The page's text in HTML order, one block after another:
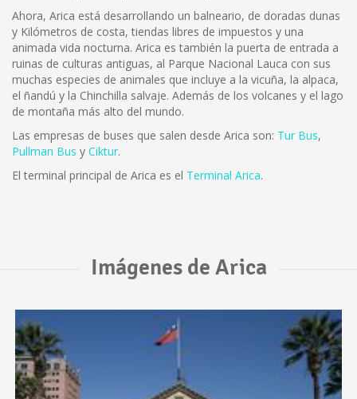
Ahora, Arica está desarrollando un balneario, de doradas dunas
y Kilómetros de costa, tiendas libres de impuestos y una
animada vida nocturna. Arica es también la puerta de entrada a
ruinas de culturas antiguas, al Parque Nacional Lauca con sus
muchas especies de animales que incluye a la vicuña, la alpaca,
el ñandú y la Chinchilla salvaje. Además de los volcanes y el lago
de montaña más alto del mundo.
Las empresas de buses que salen desde Arica son: Tur Bus,
Pullman Bus y Ciktur.
El terminal principal de Arica es el Terminal Arica.
Imágenes de Arica